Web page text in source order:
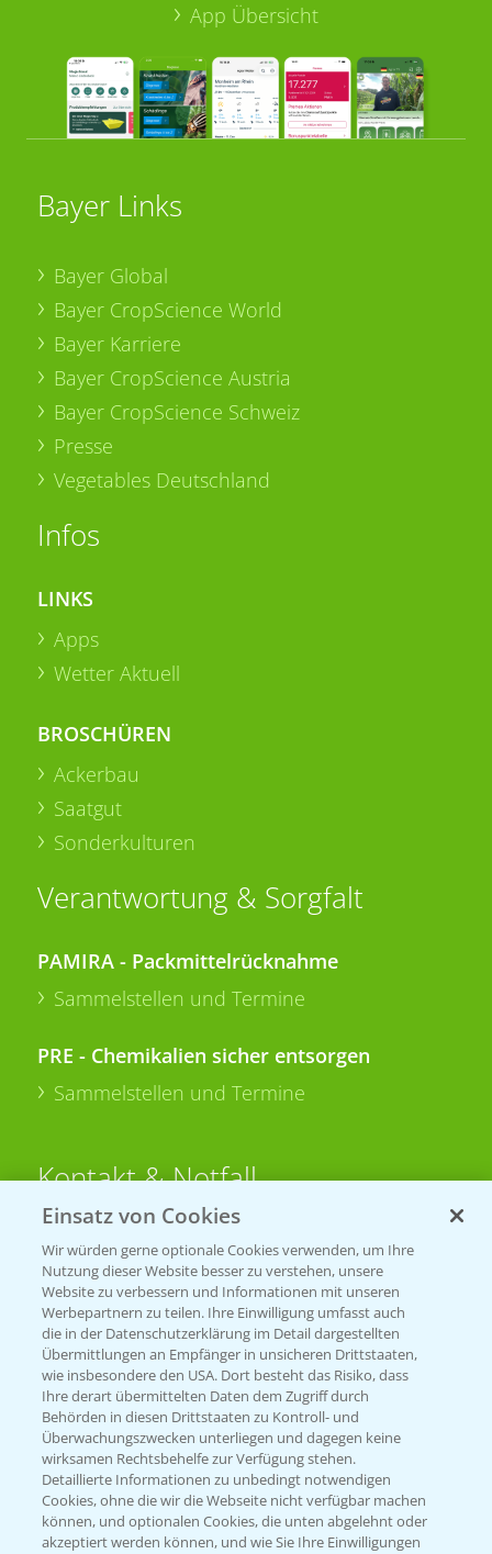
App Übersicht
Bayer Links
Bayer Global
Bayer CropScience World
Bayer Karriere
Bayer CropScience Austria
Bayer CropScience Schweiz
Presse
Vegetables Deutschland
Infos
LINKS
Apps
Wetter Aktuell
BROSCHÜREN
Ackerbau
Saatgut
Sonderkulturen
Verantwortung & Sorgfalt
PAMIRA - Packmittelrücknahme
Sammelstellen und Termine
PRE - Chemikalien sicher entsorgen
Sammelstellen und Termine
Kontakt & Notfall
Beratung auf WhatsApp
T.+49 (0)174 346 564 1
KONTAKT
Hilfe in Notfällen
T.+49 (0)214/30-20220
Einsatz von Cookies
Wir würden gerne optionale Cookies verwenden, um Ihre
Nutzung dieser Website besser zu verstehen, unsere
Website zu verbessern und Informationen mit unseren
Werbepartnern zu teilen. Ihre Einwilligung umfasst auch
die in der Datenschutzerklärung im Detail dargestellten
Übermittlungen an Empfänger in unsicheren Drittstaaten,
wie insbesondere den USA. Dort besteht das Risiko, dass
Ihre derart übermittelten Daten dem Zugriff durch
Behörden in diesen Drittstaaten zu Kontroll- und
Überwachungszwecken unterliegen und dagegen keine
wirksamen Rechtsbehelfe zur Verfügung stehen.
Detaillierte Informationen zu unbedingt notwendigen
Cookies, ohne die wir die Webseite nicht verfügbar machen
können, und optionalen Cookies, die unten abgelehnt oder
akzeptiert werden können, und wie Sie Ihre Einwilligungen